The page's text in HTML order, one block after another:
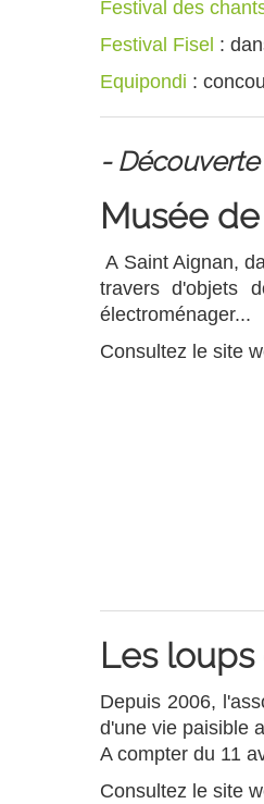
Festival des
Festival Fisel :
Equipondi :
-
Musée
A Saint Aignan,
travers d'objets
électroménager...
Consultez le site
Les
Depuis 2006,
d'une vie paisible
A compter du 11
Consultez le site